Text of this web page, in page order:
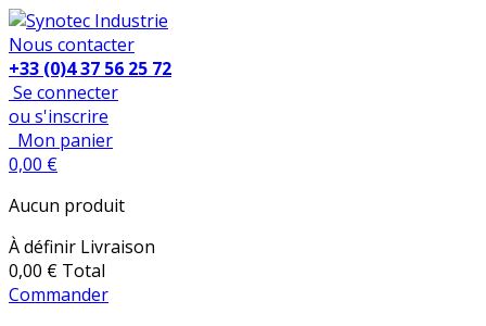
Nous contacter
+33 (0)4 37 56 25 72
Se connecter
ou s'inscrire
Mon panier
0,00 €
Aucun produit
À définir Livraison
0,00 € Total
Commander